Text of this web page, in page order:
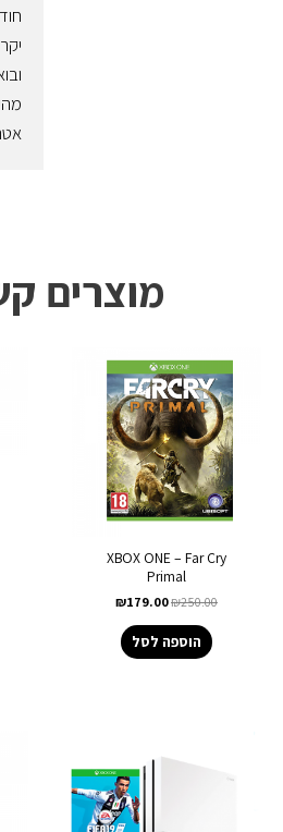
מוצרים
XBOX ONE – Far Cry
Primal
₪250.00
₪179.00
הוספה לסל